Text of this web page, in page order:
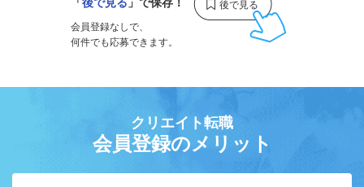
会員登録なしで、
何件でも応募できます。
クリエイト転職
会員登録のメリット